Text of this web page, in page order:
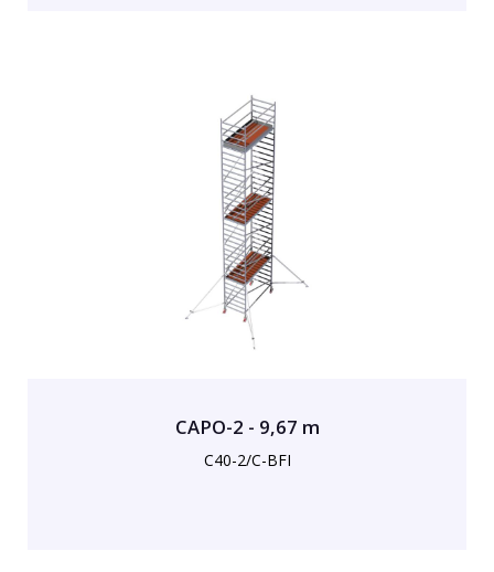
CAPO-2 - 9,67 m
C40-2/C-BFI